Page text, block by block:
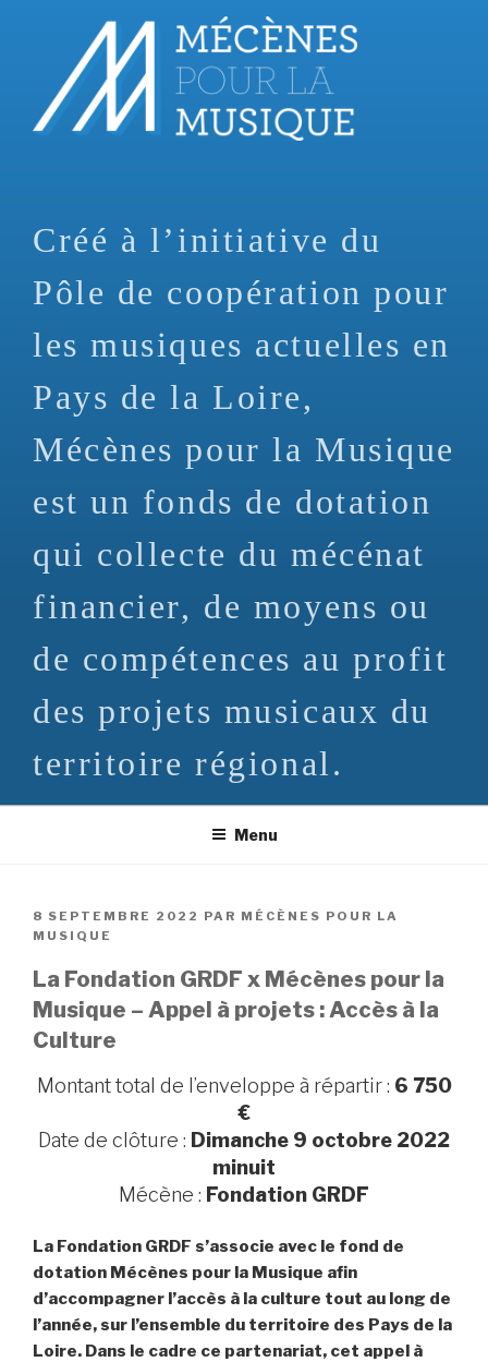
principal
Créé à l’initiative du
Pôle de coopération pour
les musiques actuelles en
Pays de la Loire,
Mécènes pour la Musique
est un fonds de dotation
qui collecte du mécénat
financier, de moyens ou
de compétences au profit
des projets musicaux du
territoire régional.
Menu
PUBLIÉ
LE
8 SEPTEMBRE 2022 PAR MÉCÈNES POUR LA
MUSIQUE
La Fondation GRDF x Mécènes pour la
Musique – Appel à projets : Accès à la
Culture
Montant total de l’enveloppe à répartir : 6 750
€
Date de clôture : Dimanche 9 octobre 2022
minuit
Mécène : Fondation GRDF
La Fondation GRDF s’associe avec le fond de
dotation Mécènes pour la Musique afin
d’accompagner l’accès à la culture tout au long de
l’année, sur l’ensemble du territoire des Pays de la
Loire. Dans le cadre ce partenariat, cet appel à